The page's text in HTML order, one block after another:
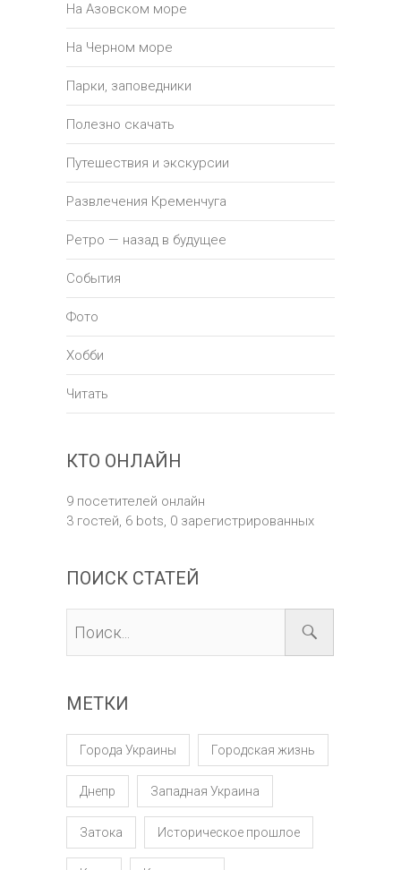
На Азовском море
На Черном море
Парки, заповедники
Полезно скачать
Путешествия и экскурсии
Развлечения Кременчуга
Ретро — назад в будущее
События
Фото
Хобби
Читать
КТО ОНЛАЙН
9 посетителей онлайн
3 гостей, 6 bots, 0 зарегистрированных
ПОИСК СТАТЕЙ
МЕТКИ
Города Украины Городская жизнь
Днепр Западная Украина
Затока Историческое прошлое